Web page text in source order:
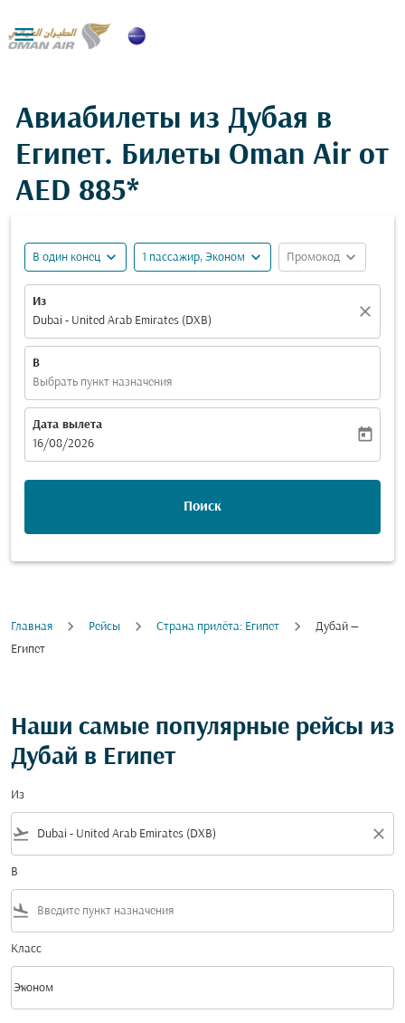

Авиабилеты из Дубая в
Египет. Билеты Oman Air от
AED 885*
В один конец expand_more 1 пассажир, Эконом expand_more Промокод expand_more
Из
Dubai - United Arab Emirates (DXB)
close
В
Выбрать пункт назначения
Дата вылета
fc-booking-departure-date-aria-label
16/08/2026
today
Поиск
Главная Рейсы Cтрана прилёта: Египет
Дубай —
Египет
Наши самые популярные рейсы из
Дубай в Египет
Из
flight_takeoff close
В
flight_land
Класс
Класс option Эконом Selected
Эконом
keyboard_arrow_down